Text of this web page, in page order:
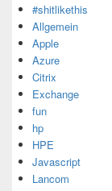
#shitlikethis
Allgemein
Apple
Azure
Citrix
Exchange
fun
hp
HPE
Javascript
Lancom